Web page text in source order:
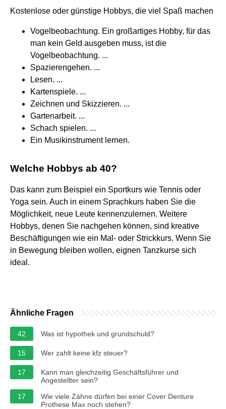
Kostenlose oder günstige Hobbys, die viel Spaß machen
Vogelbeobachtung. Ein großartiges Hobby, für das
man kein Geld ausgeben muss, ist die
Vogelbeobachtung. ...
Spazierengehen. ...
Lesen. ...
Kartenspiele. ...
Zeichnen und Skizzieren. ...
Gartenarbeit. ...
Schach spielen. ...
Ein Musikinstrument lernen.
Welche Hobbys ab 40?
Das kann zum Beispiel ein Sportkurs wie Tennis oder
Yoga sein. Auch in einem Sprachkurs haben Sie die
Möglichkeit, neue Leute kennenzulernen. Weitere
Hobbys, denen Sie nachgehen können, sind kreative
Beschäftigungen wie ein Mal- oder Strickkurs. Wenn Sie
in Bewegung bleiben wollen, eignen Tanzkurse sich
ideal.
Ähnliche Fragen
42 Was ist hypothek und grundschuld?
15 Wer zahlt keine kfz steuer?
17
Kann man gleichzeitig Geschäftsführer und
Angestellter sein?
17
Wie viele Zähne dürfen bei einer Cover Denture
Prothese Max noch stehen?